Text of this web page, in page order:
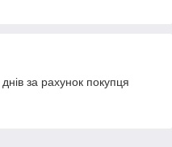
за рахунок покупця